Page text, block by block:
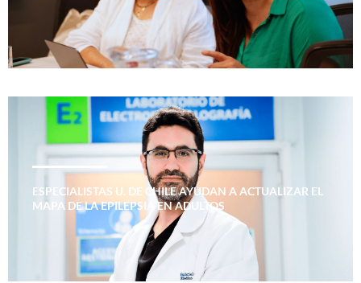
ESPECIALISTAS U. DE CHILE AYUDAN A ACTUALIZAR EL
MAPA DE LA EPILEPSIA EN ADULTOS